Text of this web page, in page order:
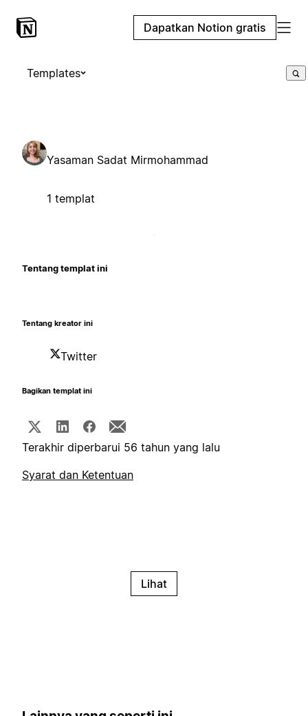
Dapatkan Notion gratis
Templates
Yasaman Sadat Mirmohammad
1 templat
Tentang templat ini
Tentang kreator ini
Twitter
Bagikan templat ini
Terakhir diperbarui 56 tahun yang lalu
Syarat dan Ketentuan
Lihat